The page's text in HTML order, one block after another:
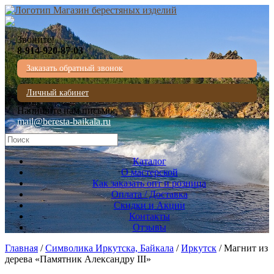
Звоните!
8-914-920-87-03
Заказать обратный звонок
Личный кабинет
Напишите нам письмо:
mail@beresta-baikala.ru
Каталог
О мастерской
Как заказать опт и розница
Оплата / Доставка
Скидки и Акции
Контакты
Отзывы
Главная /Символика Иркутска, Байкала /Иркутск / Магнит из
дерева «Памятник Александру III»